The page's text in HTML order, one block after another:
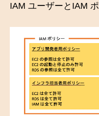
IAM ユーザーとIAM